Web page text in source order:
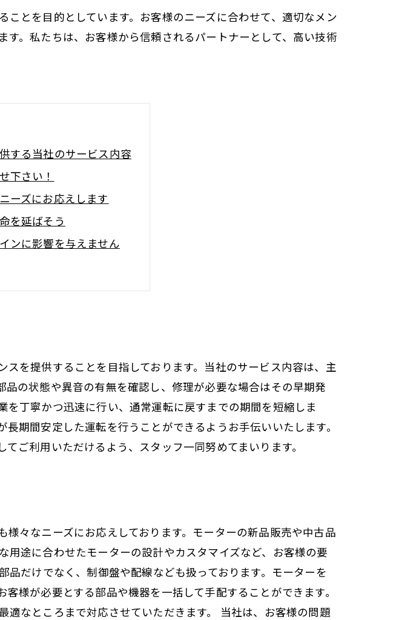
とを目的としています。お客様のニーズに合わせて、適切なメン
。私たちは、お客様から信頼されるパートナーとして、高い技術
する当社のサービス内容
下さい！
ーズにお応えします
を延ばそう
ンに影響を与えません
を提供することを目指しております。当社のサービス内容は、主
の状態や異音の有無を確認し、修理が必要な場合はその早期発
丁寧かつ迅速に行い、通常運転に戻すまでの期間を短縮しま
期間安定した運転を行うことができるようお手伝いいたします。
ご利用いただけるよう、スタッフ一同努めてまいります。
々なニーズにお応えしております。モーターの新品販売や中古品
途に合わせたモーターの設計やカスタマイズなど、お客様の要
だけでなく、制御盤や配線なども扱っております。モーターを
様が必要とする部品や機器を一括して手配することができます。
なところまで対応させていただきます。 当社は、お客様の問題